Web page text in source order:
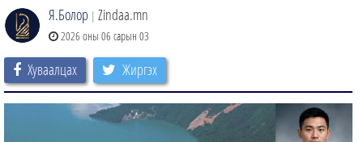
Я.Болор | Zindaa.mn
2026 оны 06 сарын 03
Хуваалцах Жиргэх